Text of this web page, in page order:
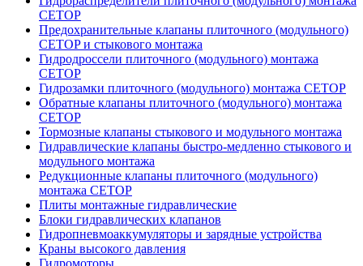
CETOP
Предохранительные клапаны плиточного (модульного)
CETOP и стыкового монтажа
Гидродроссели плиточного (модульного) монтажа
CETOP
Гидрозамки плиточного (модульного) монтажа CETOP
Обратные клапаны плиточного (модульного) монтажа
CETOP
Тормозные клапаны стыкового и модульного монтажа
Гидравлические клапаны быстро-медленно стыкового и
модульного монтажа
Редукционные клапаны плиточного (модульного)
монтажа CETOP
Плиты монтажные гидравлические
Блоки гидравлических клапанов
Гидропневмоаккумуляторы и зарядные устройства
Краны высокого давления
Гидромоторы